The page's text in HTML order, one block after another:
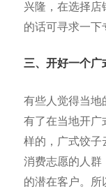
兴隆，在选择店
的话可寻求一下
三、开好一个广
有些人觉得当地
有了在当地开广
样的，广式饺子
消费志愿的人群
的潜在客户。所